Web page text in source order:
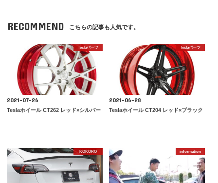
RECOMMEND こちらの記事も人気です。
Teslaパーツ
2021-07-26
Teslaホイール CT262 レッド×シルバー
Teslaパーツ
2021-06-28
Teslaホイール CT204 レッド×ブラック
KOKORO information